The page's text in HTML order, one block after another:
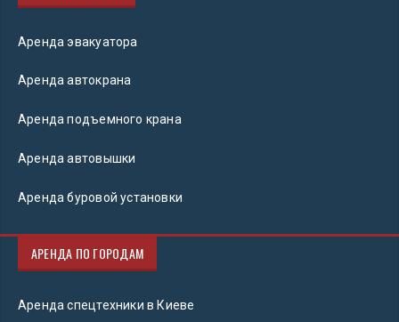
Аренда эвакуатора
Аренда автокрана
Аренда подъемного крана
Аренда автовышки
Аренда буровой установки
АРЕНДА ПО ГОРОДАМ
Аренда спецтехники в Киеве